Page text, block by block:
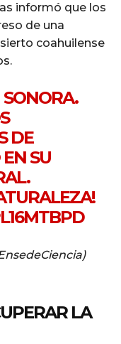
informó que los
de una
coahuilense
SONORA.
DE
SU
LA